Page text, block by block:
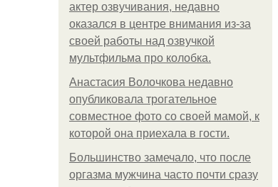
актер озвучивания, недавно
оказался в центре внимания из-за
своей работы над озвучкой
мультфильма про колобка.
Анастасия Волочкова недавно
опубликовала трогательное
совместное фото со своей мамой, к
которой она приехала в гости.
Большинство замечало, что после
оргазма мужчина часто почти сразу